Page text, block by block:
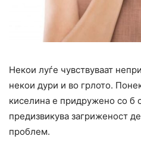
Некои луѓе чувствуваат
некои дури и во грлото.
киселина е придружено со б
предизвикува загриженост
проблем.